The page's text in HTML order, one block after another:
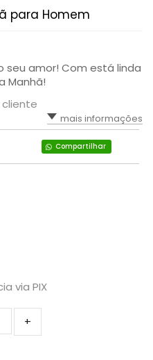
para Homem
amor! Com está linda
Manhã!
mais informações
Compartilhar
via PIX
+